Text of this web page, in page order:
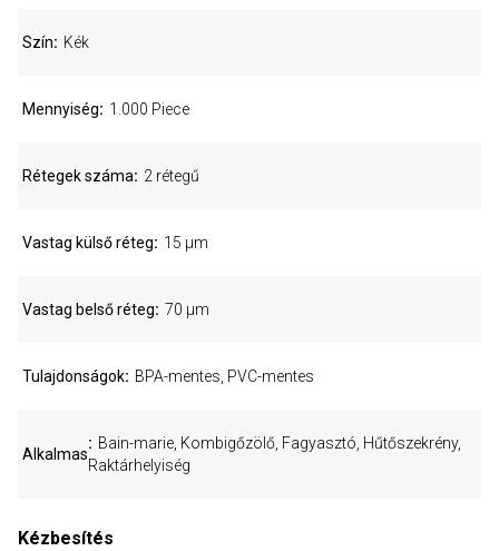
Szín Kék
Mennyiség 1.000 Piece
Rétegek száma 2 rétegű
Vastag külső réteg 15 µm
Vastag belső réteg 70 µm
Tulajdonságok BPA-mentes, PVC-mentes
Alkalmas
Bain-marie, Kombigőzölő, Fagyasztó, Hűtőszekrény,
Raktárhelyiség
Kézbesítés